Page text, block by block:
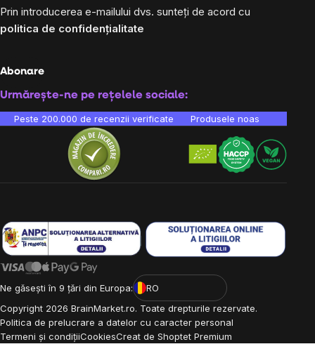
Prin introducerea e-mailului dvs. sunteți de acord cu
politica de confidențialitate
Abonare
Urmărește-ne pe rețelele sociale:
Peste 200.000 de recenzii verificate Produsele noastre sunt
Ne găsești în 9 țări din Europa:
RO
Copyright 2026 BrainMarket.ro. Toate drepturile rezervate.
Politica de prelucrare a datelor cu caracter personal
Termeni și condițiiCookiesCreat de Shoptet Premium